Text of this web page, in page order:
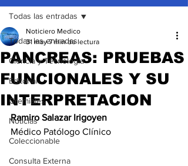
Todas las entradas
Ciencia y Tecnología
Editorial
Gremiales
Noticias
Coleccionable
Consulta Externa
Todas las entradas
PANCREAS: PRUEBAS
FUNCIONALES Y SU
INTERPRETACION
Noticiero Medico
31 may 7 min de lectura
Ramiro Salazar Irigoyen
Médico Patólogo Clínico